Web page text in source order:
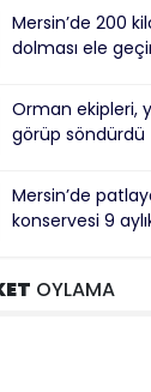
Mersin’de 200
dolması ele
Orman ekipleri,
görüp söndürdü
Mersin’de
konservesi 9
OYLAMA